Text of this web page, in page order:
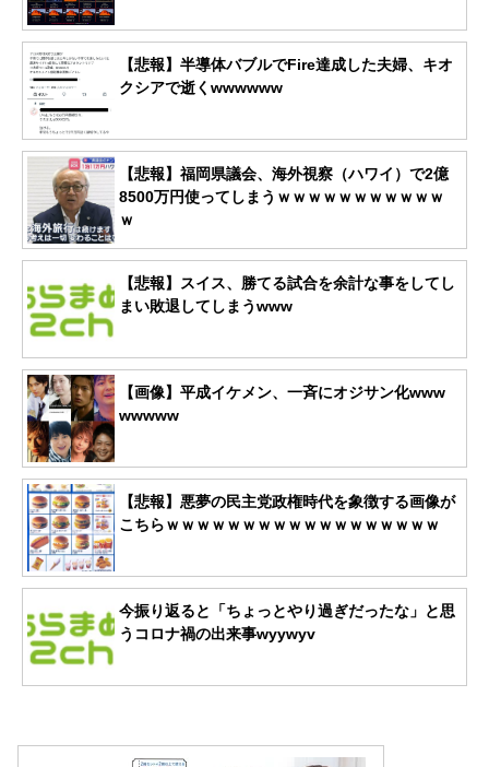
【悲報】半導体バブルでFire達成した夫婦、キオ
クシアで逝くwwwwww
【悲報】福岡県議会、海外視察（ハワイ）で2億
8500万円使ってしまうｗｗｗｗｗｗｗｗｗｗｗ
ｗ
【悲報】スイス、勝てる試合を余計な事をしてし
まい敗退してしまうwww
【画像】平成イケメン、一斉にオジサン化www
wwwww
【悲報】悪夢の民主党政権時代を象徴する画像が
こちらｗｗｗｗｗｗｗｗｗｗｗｗｗｗｗｗｗｗ
今振り返ると「ちょっとやり過ぎだったな」と思
うコロナ禍の出来事wyywyv